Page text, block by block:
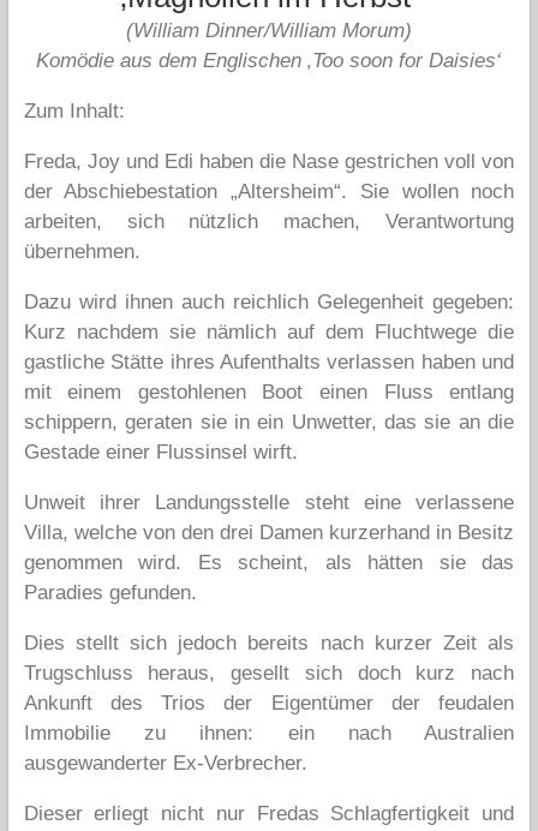
(William Dinner/William Morum)
Komödie aus dem Englischen ‚Too soon for Daisies‘
Zum Inhalt:
Freda, Joy und Edi haben die Nase gestrichen voll von
der Abschiebestation „Altersheim“. Sie wollen noch
arbeiten, sich nützlich machen, Verantwortung
übernehmen.
Dazu wird ihnen auch reichlich Gelegenheit gegeben:
Kurz nachdem sie nämlich auf dem Fluchtwege die
gastliche Stätte ihres Aufenthalts verlassen haben und
mit einem gestohlenen Boot einen Fluss entlang
schippern, geraten sie in ein Unwetter, das sie an die
Gestade einer Flussinsel wirft.
Unweit ihrer Landungsstelle steht eine verlassene
Villa, welche von den drei Damen kurzerhand in Besitz
genommen wird. Es scheint, als hätten sie das
Paradies gefunden.
Dies stellt sich jedoch bereits nach kurzer Zeit als
Trugschluss heraus, gesellt sich doch kurz nach
Ankunft des Trios der Eigentümer der feudalen
Immobilie zu ihnen: ein nach Australien
ausgewanderter Ex-Verbrecher.
Dieser erliegt nicht nur Fredas Schlagfertigkeit und